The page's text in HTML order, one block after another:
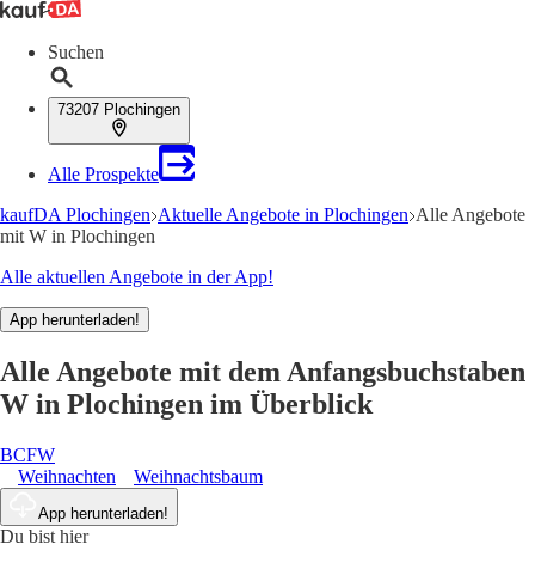
Suchen
73207 Plochingen
Alle Prospekte
kaufDA Plochingen Aktuelle Angebote in Plochingen Alle Angebote
mit W in Plochingen
Alle aktuellen Angebote in der App!
App herunterladen!
Alle Angebote mit dem Anfangsbuchstaben
W in Plochingen im Überblick
BCFW
Weihnachten
Weihnachtsbaum
App herunterladen!
Du bist hier